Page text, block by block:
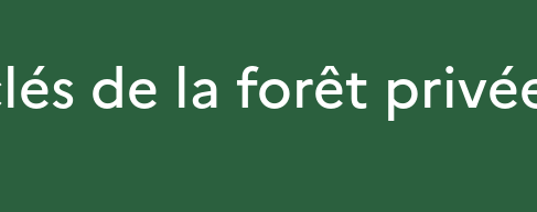
de la forêt